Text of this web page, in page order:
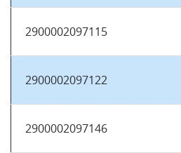
2900002097115
2900002097122
2900002097146